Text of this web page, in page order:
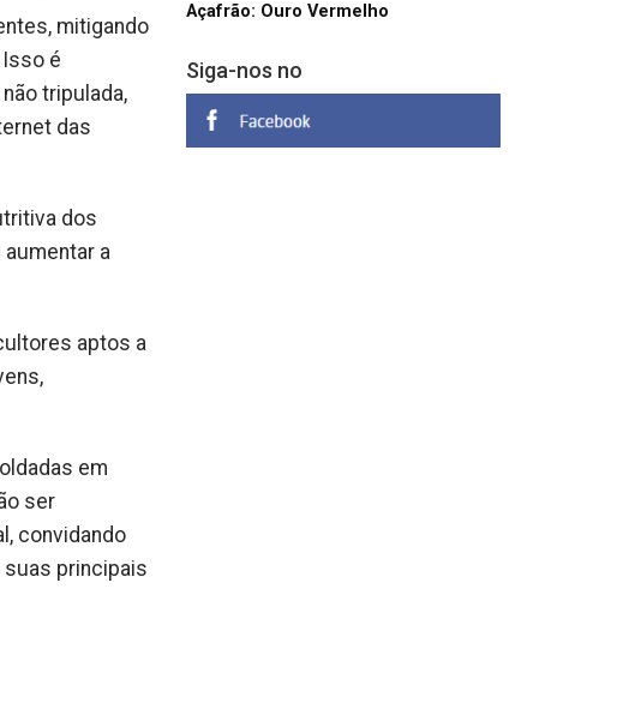
mitigando
é
tripulada,
das
dos
a
aptos a
em
ser
convidando
principais
Açafrão: Ouro Vermelho
Siga-nos no